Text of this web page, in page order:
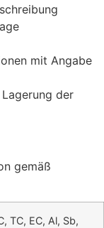
mit Angabe
der
gemäß
TC, EC, Al, Sb,